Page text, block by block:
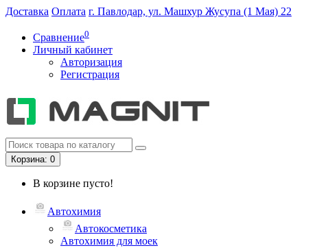
Доставка Оплата г. Павлодар, ул. Машхур Жусупа (1 Мая) 22
Сравнение0
Личный кабинет
Авторизация
Регистрация
Корзина: 0
В корзине пусто!
Автохимия
Автокосметика
Автохимия для моек